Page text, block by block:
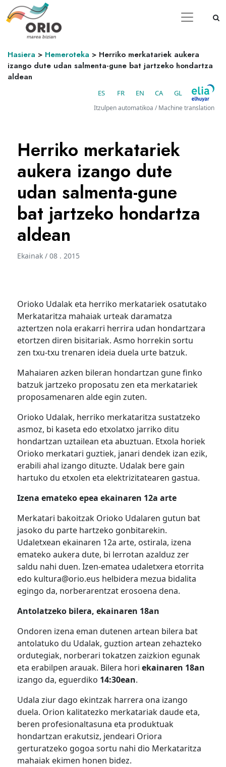
Hasiera > Hemeroteka > Herriko merkatariek aukera
izango dute udan salmenta-gune bat jartzeko hondartza
aldean
ES FR EN CA GL
Itzulpen automatikoa / Machine translation
Herriko merkatariek
aukera izango dute
udan salmenta-gune
bat jartzeko hondartza
aldean
Ekainak / 08 . 2015
Orioko Udalak eta herriko merkatariek osatutako
Merkataritza mahaiak urteak daramatza
aztertzen nola erakarri herrira udan hondartzara
etortzen diren bisitariak. Asmo horrekin sortu
zen txu-txu trenaren ideia duela urte batzuk.
Mahaiaren azken bileran hondartzan gune finko
batzuk jartzeko proposatu zen eta merkatariek
proposamenaren alde egin zuten.
Orioko Udalak, herriko merkataritza sustatzeko
asmoz, bi kaseta edo etxolatxo jarriko ditu
hondartzan uztailean eta abuztuan. Etxola horiek
Orioko merkatari guztiek, janari dendek izan ezik,
erabili ahal izango dituzte. Udalak bere gain
hartuko du etxolen eta elektrizitatearen gastua.
Izena emateko epea ekainaren 12a arte
Merkatari bakoitzak Orioko Udalaren gutun bat
jasoko du parte hartzeko gonbitarekin.
Udaletxean ekainaren 12a arte, ostirala, izena
emateko aukera dute, bi lerrotan azalduz zer
saldu nahi duen. Izen-ematea udaletxera etorrita
edo kultura@orio.eus helbidera mezua bidalita
egingo da, norberarentzat erosoena dena.
Antolatzeko bilera, ekainaren 18an
Ondoren izena eman dutenen artean bilera bat
antolatuko du Udalak, guztion artean zehazteko
ordutegiak, norberari tokatzen zaizkion egunak
eta erabilpen arauak. Bilera horiekainaren 18an
izango da, eguerdiko 14:30ean.
Udala ziur dago ekintzak harrera ona izango
duela. Orion kalitatezko merkatariak daude eta,
beren profesionaltasuna eta produktuak
hondartzan erakutsiz, jendeari Oriora
gerturatzeko gogoa sortu nahi dio Merkataritza
mahaiak ekimen honen bidez.